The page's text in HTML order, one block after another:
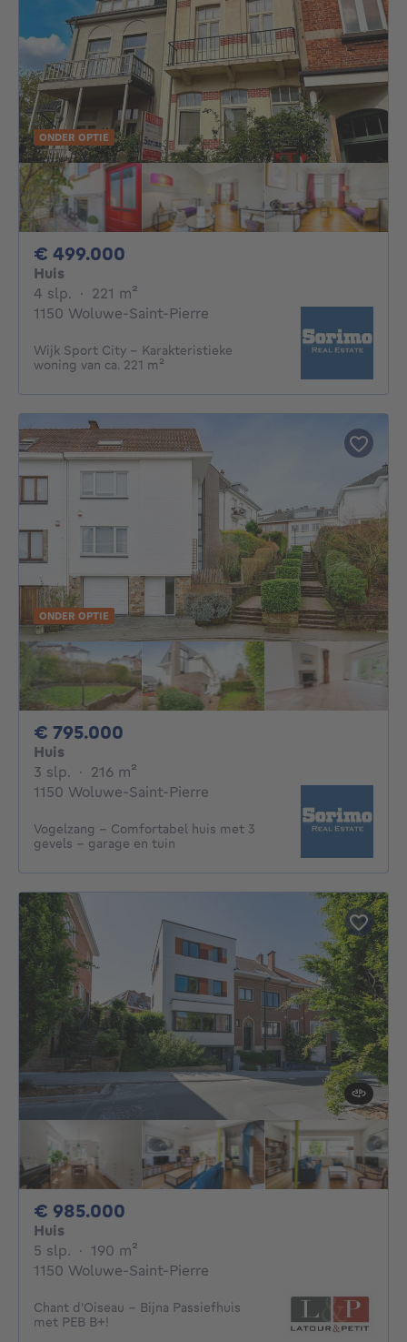
ONDER OPTIE
€ 499.000
Huis
4 slp. 4 slaapkamers
· 221 m²
1150 Woluwe-Saint-Pierre
Wijk Sport City - Karakteristieke
woning van ca. 221 m²
ONDER OPTIE
€ 795.000
Huis
3 slp. 3 slaapkamers
· 216 m²
1150 Woluwe-Saint-Pierre
Vogelzang - Comfortabel huis met 3
gevels - garage en tuin
€ 985.000
Huis
5 slp. 5 slaapkamers
· 190 m²
1150 Woluwe-Saint-Pierre
Chant d'Oiseau - Bijna Passiefhuis
met PEB B+!